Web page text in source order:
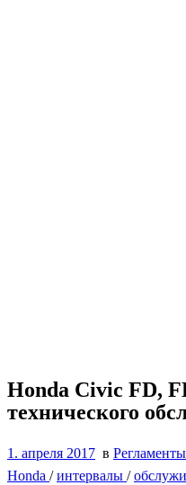
Honda Civic FD,
технического
1. апреля 2017 в
Honda /интервалы /